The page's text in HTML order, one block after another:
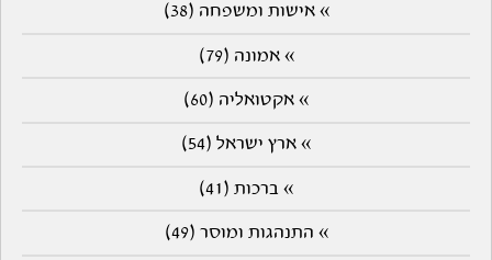
» אישות ומשפחה (38)
» אמונה (79)
» אקטואליה (60)
» ארץ ישראל (54)
» ברכות (41)
» התנהגות ומוסר (49)